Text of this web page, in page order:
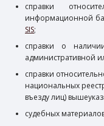
справки
информационной
SIS;
справки о
административной
справки
национальных
въезду лиц)
судебных